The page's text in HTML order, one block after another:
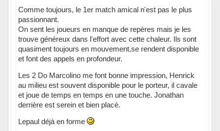
Comme toujours, le 1er match amical n'est pas le plus
passionnant.
On sent les joueurs en manque de repères mais je les
trouve généreux dans l'effort avec cette chaleur. Ils sont
quasiment toujours en mouvement,se rendent disponible
et font des appels en profondeur.
Les 2 Do Marcolino me font bonne impression, Henrick
au milieu est souvent disponible pour le porteur, il cavale
et joue de temps en temps en une touche. Jonathan
derrière est serein et bien placé.
Lepaul déjà en forme